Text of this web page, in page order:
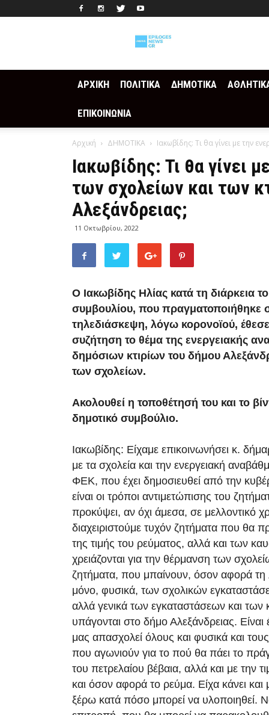
ΑΡΧΙΚΗ ΠΟΛΙΤΙΚΑ ΔΗΜΟΤΙΚΑ
ΕΠΙΚΟΙΝΩΝΙΑ
Αρχική ΔΗΜΟΤΙΚΑ Ιακωβίδης: Τι θα γίνει με την
Ιακωβίδης: Τι θα γίνει
των σχολείων και των
Αλεξάνδρειας;
11 Οκτωβρίου, 2022
Ο Ιακωβίδης Ηλίας κατά τη διάρκεια
συμβουλίου, που πραγματοποιήθηκε
τηλεδιάσκεψη, λόγω κορονοϊού,
συζήτηση το θέμα της ενεργειακής
δημόσιων κτιρίων του δήμου
των σχολείων.
Ακολουθεί η τοποθέτησή του και το
δημοτικό συμβούλιο.
Ιακωβίδης: Είχαμε επικοινωνήσει κ.
με τα σχολεία και την ενεργειακή
ΦΕΚ, που έχει δημοσιευθεί από την
είναι οι τρόποι αντιμετώπισης του
προκύψει, αν όχι άμεσα, σε μελλοντικό
διαχειριστούμε τυχόν ζητήματα που θα
της τιμής του ρεύματος, αλλά και των
χρειάζονται για την θέρμανση των
ζητήματα, που μπαίνουν, όσον αφορά τη
μόνο, φυσικά, των σχολικών
αλλά γενικά των εγκαταστάσεων και των
υπάγονται στο δήμο Αλεξάνδρειας.
μας απασχολεί όλους και φυσικά και
που αγωνιούν για το πού θα πάει το
του πετρελαίου βέβαια, αλλά και με την
και όσον αφορά το ρεύμα. Είχα κάνει
ξέρω κατά πόσο μπορεί να υλοποιηθεί.